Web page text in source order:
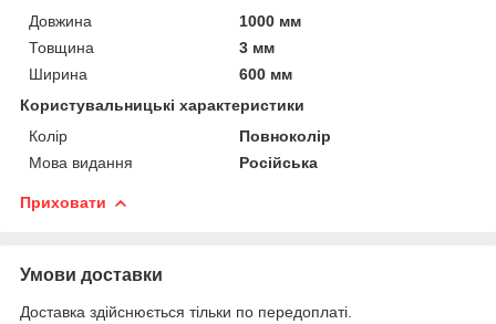
Довжина
1000 мм
Товщина
3 мм
Ширина
600 мм
Користувальницькі характеристики
Колір
Повноколір
Мова видання
Російська
Приховати
Умови доставки
Доставка здійснюється тільки по передоплаті.